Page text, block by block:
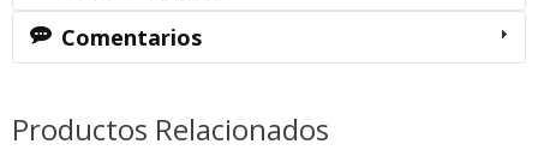
Comentarios
Productos Relacionados